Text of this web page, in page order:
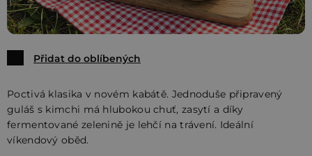
Přidat do oblíbených
Poctivá klasika v novém kabátě. Jednoduše připravený
guláš s kimchi má hlubokou chuť, zasytí a díky
fermentované zelenině je lehčí na trávení. Ideální
víkendový oběd.